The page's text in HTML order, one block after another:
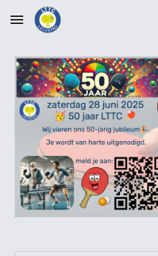
Skip to main content